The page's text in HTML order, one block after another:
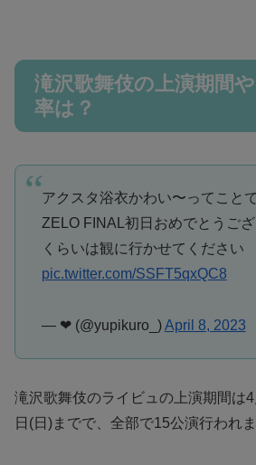
滝沢歌舞伎の上演期間
率は？
アクスタ浴衣かわい〜ってこと
ZELO FINAL初日おめでとうご
くらいは観に行かせてください
pic.twitter.com/SSFT5qxQC8
— ❤︎ (@yupikuro_)April 8, 2023
滝沢歌舞伎のライビュの上演期間は
日(日)までで、全部で15公演行われま